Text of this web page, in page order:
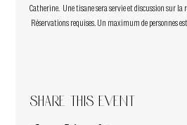
Catherine.  Une tisane sera servie et discussion sur la
Réservations requises. Un maximum de personnes
Share this event